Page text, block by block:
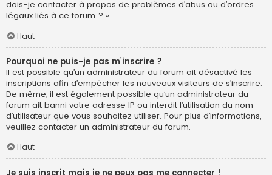
dois-je contacter à propos de problèmes d’abus ou d’ordres
légaux liés à ce forum ? ».
Haut
Pourquoi ne puis-je pas m’inscrire ?
Il est possible qu’un administrateur du forum ait désactivé les
inscriptions afin d’empêcher les nouveaux visiteurs de s’inscrire.
De même, il est également possible qu’un administrateur du
forum ait banni votre adresse IP ou interdit l’utilisation du nom
d’utilisateur que vous souhaitez utiliser. Pour plus d’informations,
veuillez contacter un administrateur du forum.
Haut
Je suis inscrit mais je ne peux pas me connecter !